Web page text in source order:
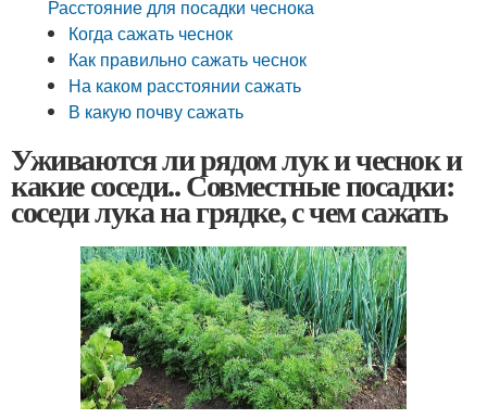
Расстояние для посадки чеснока
Когда сажать чеснок
Как правильно сажать чеснок
На каком расстоянии сажать
В какую почву сажать
Уживаются ли рядом лук и чеснок и
какие соседи.. Совместные посадки:
соседи лука на грядке, с чем сажать